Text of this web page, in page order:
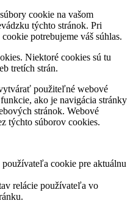
cookie na vašom
týchto stránok. Pri
potrebujeme váš súhlas.
Niektoré cookies sú tu
tretích strán.
použiteľné webové
ako je navigácia stránky
stránok. Webové
týchto súborov cookies.
cookie pre aktuálnu
relácie používateľa vo